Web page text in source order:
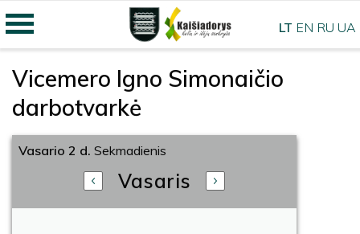
Vicemero Igno Simonaičio
darbotvarkė
Vasario 2 d. Sekmadienis
Vasaris
LT EN RU UA